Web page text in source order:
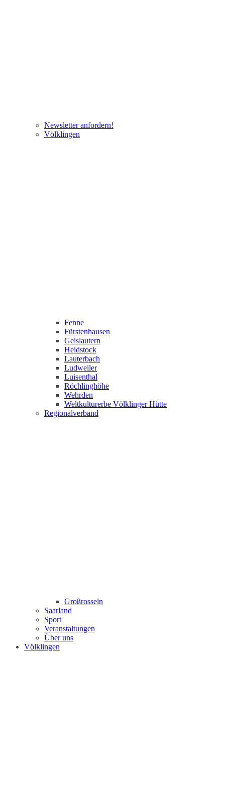
Newsletter anfordern!
Völklingen
Fenne
Fürstenhausen
Geislautern
Heidstock
Lauterbach
Ludweiler
Luisenthal
Röchlinghöhe
Wehrden
Weltkulturerbe Völklinger Hütte
Regionalverband
Großrosseln
Saarland
Sport
Veranstaltungen
Über uns
Völklingen